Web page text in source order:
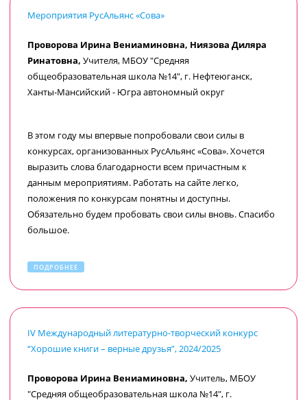
мероприятия помогают вернуть интерес к классической и
только анализ произведений, но и их обсуждение, что
способствует развитию умения вести дискуссии, уважать
мнения других и самостоятельно формировать суждения.
Также участие в конкурсах помогает развить уверенность
стать значимым этапом в формировании внутренней
мотивации для дальнейшего обучения и личностного
роста.
Мероприятия РусАльянс «Сова»
Проворова Ирина Вениаминовна, Ниязова Диляра
Ринатовна, Учителя, МБОУ "Средняя
общеобразовательная школа №14", г. Нефтеюганск,
Ханты-Мансийский - Югра автономный округ
В этом году мы впервые попробовали свои силы в
конкурсах, организованных РусАльянс «Сова». Хочется
выразить слова благодарности всем причастным к
данным мероприятиям. Работать на сайте легко,
положения по конкурсам понятны и доступны.
Обязательно будем пробовать свои силы вновь. Спасибо
большое.
ПОДРОБНЕЕ
IV Международный литературно-творческий конкурс
“Хорошие книги – верные друзья”, 2024/2025
Проворова Ирина Вениаминовна, Учитель, МБОУ
"Средняя общеобразовательная школа №14", г.